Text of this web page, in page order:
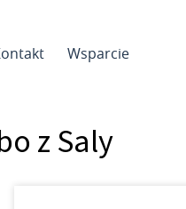
Wsparcie
z Saly